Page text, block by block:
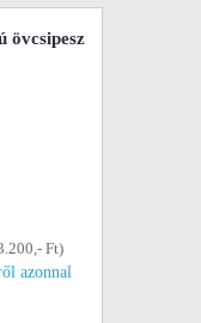
övcsipesz
Ft)
azonnal